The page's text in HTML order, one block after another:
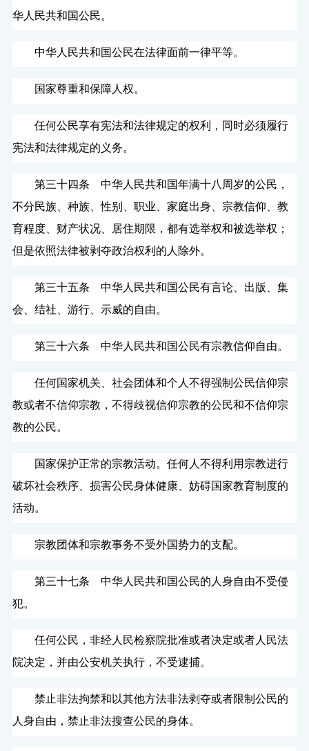
华人民共和国公民。
中华人民共和国公民在法律面前一律平等。
国家尊重和保障人权。
任何公民享有宪法和法律规定的权利，同时必须履行
宪法和法律规定的义务。
第三十四条 中华人民共和国年满十八周岁的公民，
不分民族、种族、性别、职业、家庭出身、宗教信仰、教
育程度、财产状况、居住期限，都有选举权和被选举权；
但是依照法律被剥夺政治权利的人除外。
第三十五条 中华人民共和国公民有言论、出版、集
会、结社、游行、示威的自由。
第三十六条 中华人民共和国公民有宗教信仰自由。
任何国家机关、社会团体和个人不得强制公民信仰宗
教或者不信仰宗教，不得歧视信仰宗教的公民和不信仰宗
教的公民。
国家保护正常的宗教活动。任何人不得利用宗教进行
破坏社会秩序、损害公民身体健康、妨碍国家教育制度的
活动。
宗教团体和宗教事务不受外国势力的支配。
第三十七条 中华人民共和国公民的人身自由不受侵
犯。
任何公民，非经人民检察院批准或者决定或者人民法
院决定，并由公安机关执行，不受逮捕。
禁止非法拘禁和以其他方法非法剥夺或者限制公民的
人身自由，禁止非法搜查公民的身体。